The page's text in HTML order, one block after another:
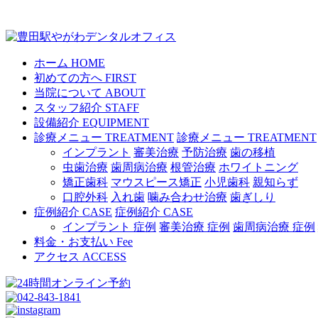
ホーム HOME
初めての方へ FIRST
当院について ABOUT
スタッフ紹介 STAFF
設備紹介 EQUIPMENT
診療メニュー TREATMENT 診療メニュー TREATMENT
インプラント 審美治療 予防治療 歯の移植
虫歯治療 歯周病治療 根管治療 ホワイトニング
矯正歯科 マウスピース矯正 小児歯科 親知らず
口腔外科 入れ歯 噛み合わせ治療 歯ぎしり
症例紹介 CASE 症例紹介 CASE
インプラント 症例 審美治療 症例 歯周病治療 症例
料金・お支払い Fee
アクセス ACCESS